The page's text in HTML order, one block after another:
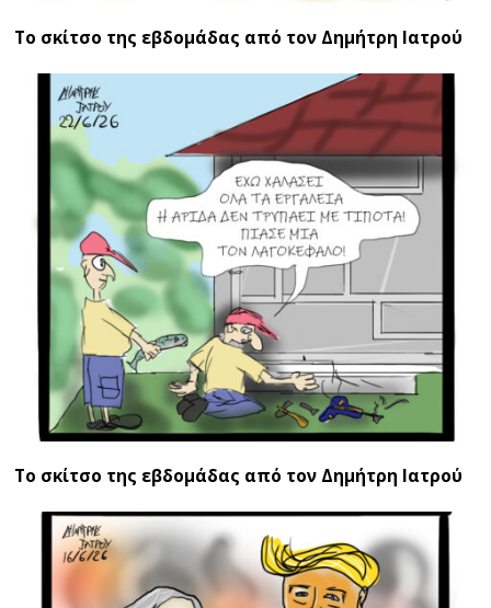
Το σκίτσο της εβδομάδας από τον Δημήτρη Ιατρού
Το σκίτσο της εβδομάδας από τον Δημήτρη Ιατρού